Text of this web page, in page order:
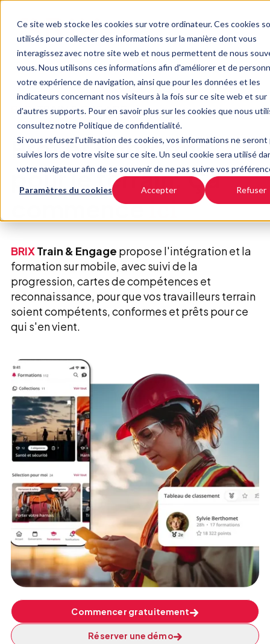
Ce site web stocke les cookies sur votre ordinateur. Ces cookies
utilisés pour collecter des informations sur la manière dont vous
interagissez avec notre site web et nous permettent de nous
vous. Nous utilisons ces informations afin d'améliorer et de
votre expérience de navigation, ainsi que pour les données et les
indicateurs concernant nos visiteurs à la fois sur ce site web et sur
d'autres supports. Pour en savoir plus sur les cookies que nous
consultez notre Politique de confidentialité.
Si vous refusez l'utilisation des cookies, vos informations ne seront
suivies lors de votre visite sur ce site. Un seul cookie sera utilisé
votre navigateur afin de se souvenir de ne pas suivre vos
Paramètres du cookies Accepter Refuser
BRIXTRAIN & ENGAGE
Prêt et conforme
pour le terrain. Ça
commenceici
BRIXTrain & Engage propose l'intégration et la
formation sur mobile, avec suivi de la
progression, cartes de compétences et
reconnaissance, pour que vos travailleurs terrain
soient compétents, conformes et prêts pour ce
qui s'en vient.
Commencer gratuitement
Réserver une démo